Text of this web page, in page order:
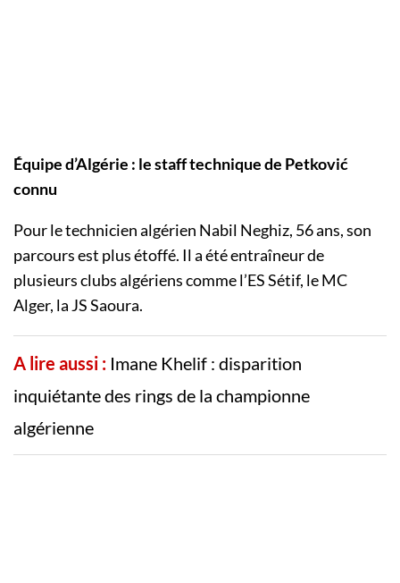
Équipe d’Algérie : le staff technique de Petković
connu
Pour le technicien algérien Nabil Neghiz, 56 ans, son
parcours est plus étoffé. Il a été entraîneur de
plusieurs clubs algériens comme l’ES Sétif, le MC
Alger, la JS Saoura.
A lire aussi : Imane Khelif : disparition
inquiétante des rings de la championne
algérienne